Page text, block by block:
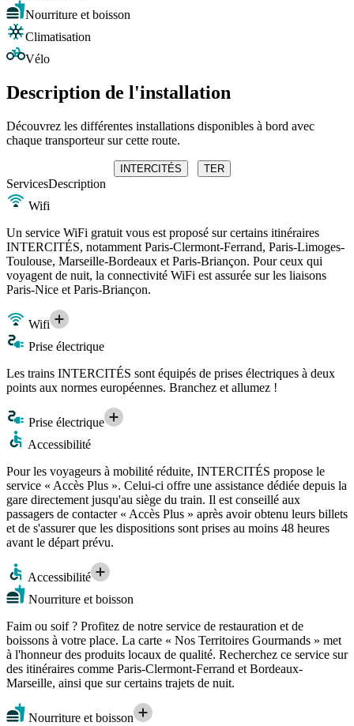
Nourriture et boisson
Climatisation
Vélo
Description de l'installation
Découvrez les différentes installations disponibles à bord avec
chaque transporteur sur cette route.
INTERCITÉS TER
ServicesDescription
Wifi
Un service WiFi gratuit vous est proposé sur certains itinéraires
INTERCITÉS, notamment Paris-Clermont-Ferrand, Paris-Limoges-
Toulouse, Marseille-Bordeaux et Paris-Briançon. Pour ceux qui
voyagent de nuit, la connectivité WiFi est assurée sur les liaisons
Paris-Nice et Paris-Briançon.
Wifi
Prise électrique
Les trains INTERCITÉS sont équipés de prises électriques à deux
points aux normes européennes. Branchez et allumez !
Prise électrique
Accessibilité
Pour les voyageurs à mobilité réduite, INTERCITÉS propose le
service « Accès Plus ». Celui-ci offre une assistance dédiée depuis la
gare directement jusqu'au siège du train. Il est conseillé aux
passagers de contacter « Accès Plus » après avoir obtenu leurs billets
et de s'assurer que les dispositions sont prises au moins 48 heures
avant le départ prévu.
Accessibilité
Nourriture et boisson
Faim ou soif ? Profitez de notre service de restauration et de
boissons à votre place. La carte « Nos Territoires Gourmands » met
à l'honneur des produits locaux de qualité. Recherchez ce service sur
des itinéraires comme Paris-Clermont-Ferrand et Bordeaux-
Marseille, ainsi que sur certains trajets de nuit.
Nourriture et boisson